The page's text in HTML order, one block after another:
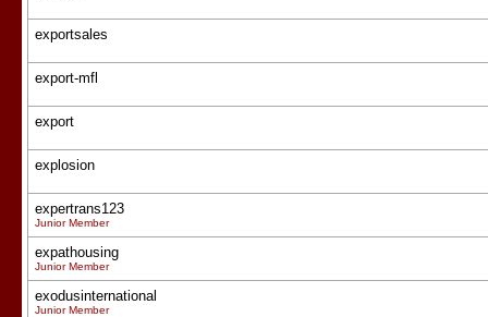
exportsales
export-mfl
export
explosion
expertrans123
Junior Member
expathousing
Junior Member
exodusinternational
Junior Member